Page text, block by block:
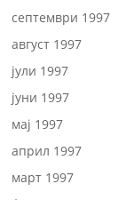
септември 1997
август 1997
јули 1997
јуни 1997
мај 1997
април 1997
март 1997